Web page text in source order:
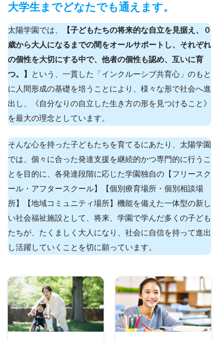
大学生までどなたでも通えます。
太陽学園では、
【子どもたちの将来的な自立を見据え、０
歳から大人になるまでの間をオールサポートし、それぞれ
の個性を大切にする中で、他者の個性も認め、互いに育
つ。】
という、一貫した「インクルーシブ共育心」のもと
に人間形成の基礎を培うことにより、様々な形で社会へ進
出し、《自分なりの自立した生き方の形を見つけること》
を最大の理念としています。
そんな心を持った子どもたちを育てるにあたり、太陽学園
では、個々に合った発達支援を継続的かつ専門的に行うこ
とを目的に、各発達段階に応じた学園独自の【フリースク
ール・アフタースクール】【個別療育場所・個別相談場
所】【地域コミュニティ場所】機能を備えた一体型の新し
い社会福祉施設として、将来、学園で学んだ多くの子ども
たちが、たくましく大人になり、社会に自信を持って進出
し活躍していくことを切に願っています。